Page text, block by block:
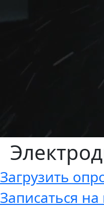
Загрузить
Записаться